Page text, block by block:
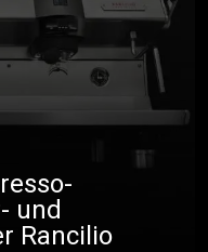
und
Rancilio